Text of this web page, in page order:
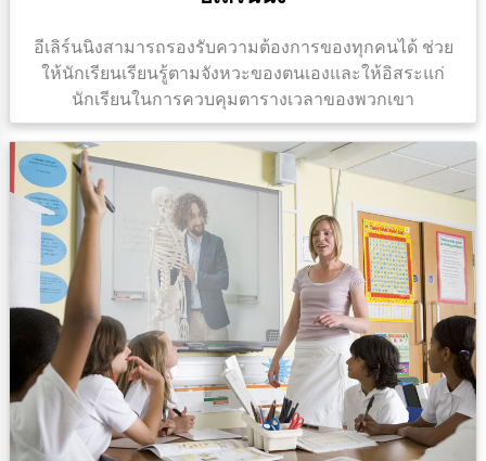
อีเลิร์นนิงสามารถรองรับความต้องการของทุกคนได้ ช่วย
ให้นักเรียนเรียนรู้ตามจังหวะของตนเองและให้อิสระแก่
นักเรียนในการควบคุมตารางเวลาของพวกเขา